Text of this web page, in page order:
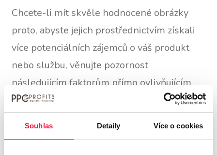
Souhlas Detaily Více o cookies
Chcete-li mít skvěle hodnocené obrázky
proto, abyste jejich prostřednictvím získali
více potenciálních zájemců o váš produkt
nebo službu, věnujte pozornost
následujícím faktorům přímo ovlivňujícím
hodnocení. Ještě předtím však nezapomeňte